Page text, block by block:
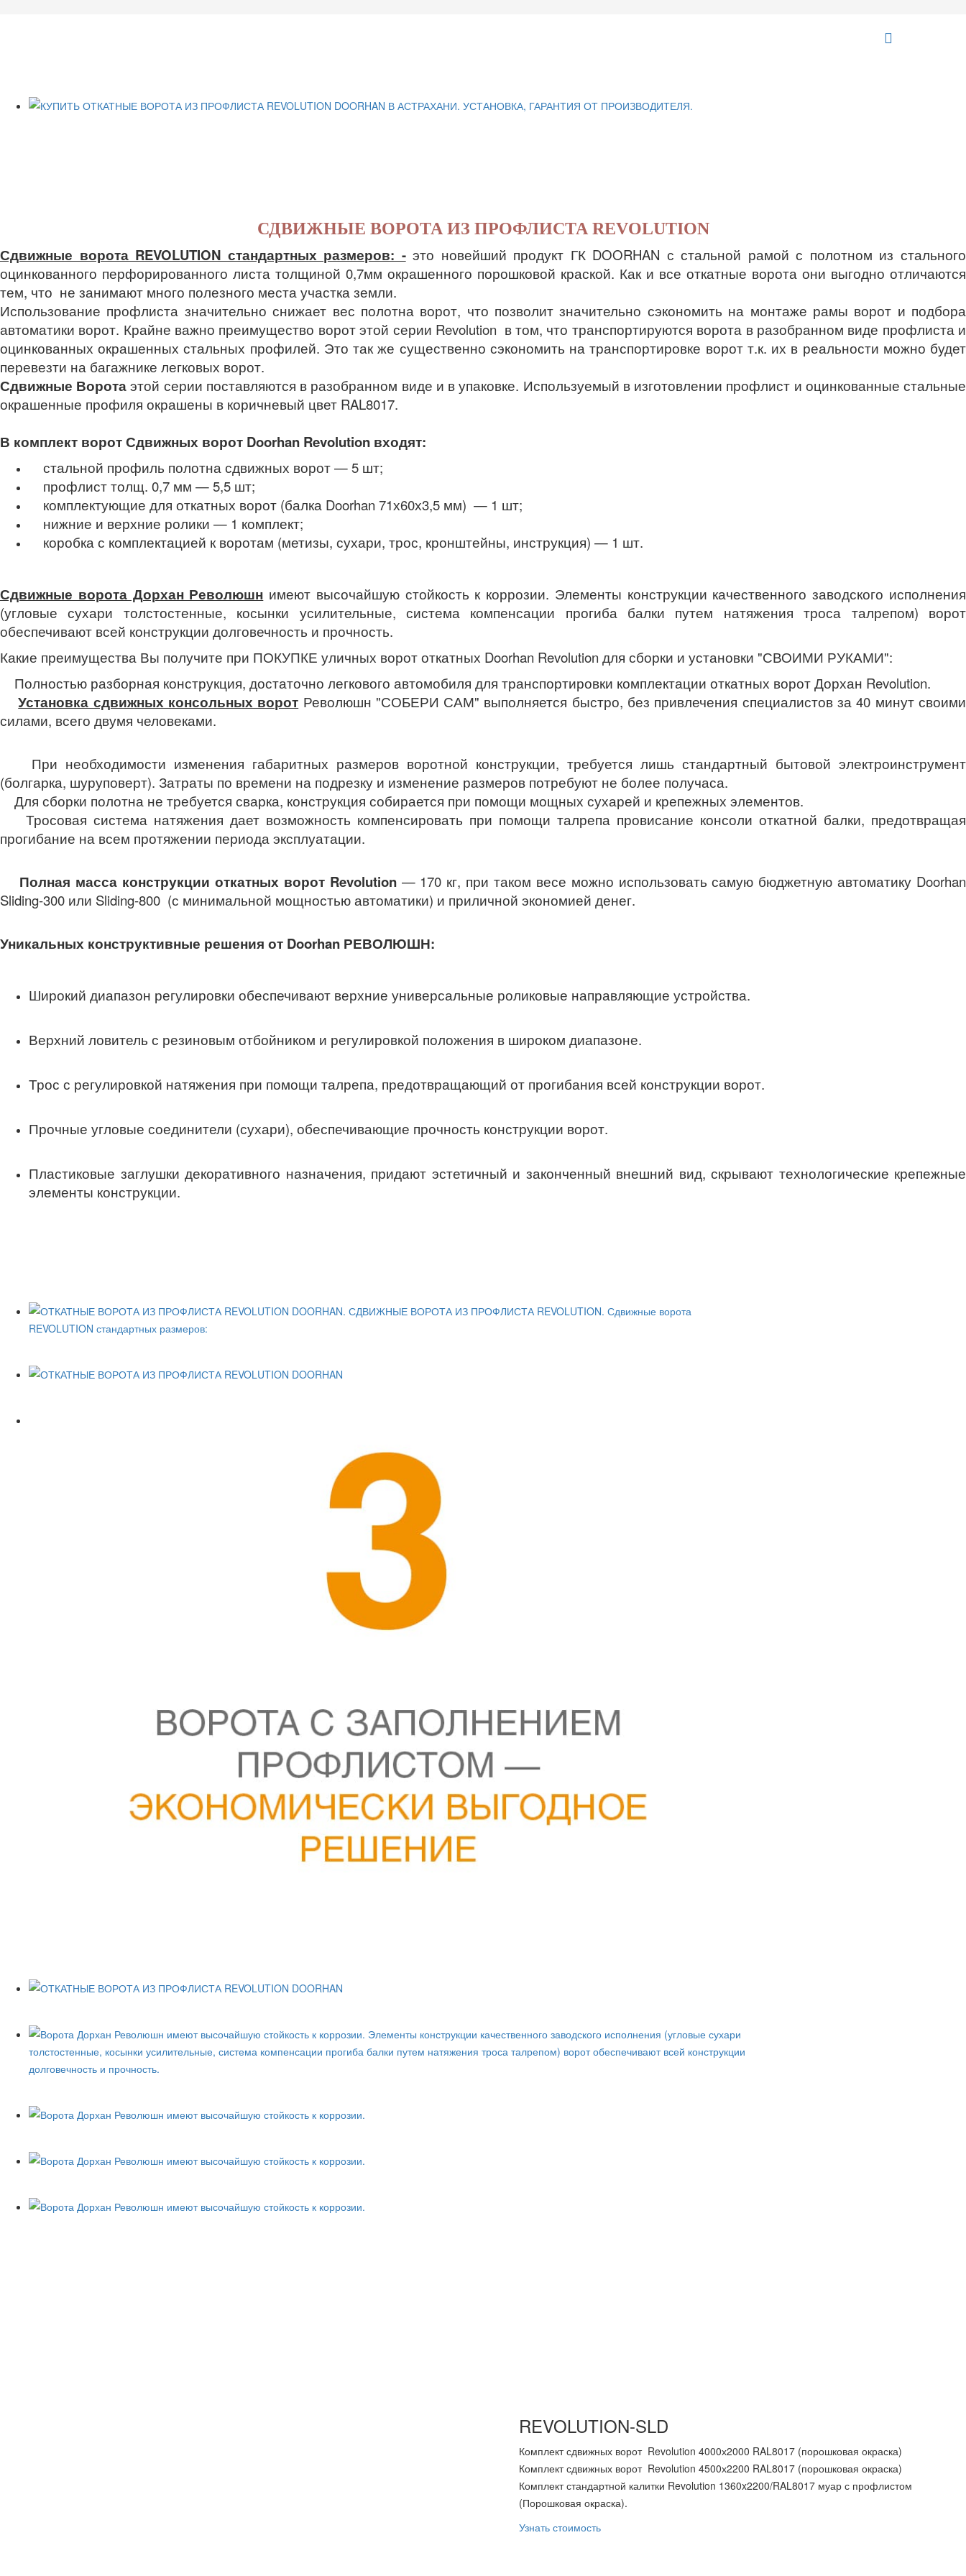
СДВИЖНЫЕ ВОРОТА ИЗ ПРОФЛИСТА REVOLUTION
Сдвижные ворота REVOLUTION стандартных размеров: -это новейший продукт ГК DOORHAN с стальной рамой с полотном из стального
оцинкованного перфорированного листа толщиной 0,7мм окрашенного порошковой краской. Как и все откатные ворота они выгодно отличаются
тем, что не занимают много полезного места участка земли.
Использование профлиста значительно снижает вес полотна ворот, что позволит значительно сэкономить на монтаже рамы ворот и подбора
автоматики ворот. Крайне важно преимущество ворот этой серии Revolution в том, что транспортируются ворота в разобранном виде профлиста и
оцинкованных окрашенных стальных профилей. Это так же существенно сэкономить на транспортировке ворот т.к. их в реальности можно будет
перевезти на багажнике легковых ворот.
Сдвижные Воротаэтой серии поставляются в разобранном виде и в упаковке. Используемый в изготовлении профлист и оцинкованные стальные
окрашенные профиля окрашены в коричневый цвет RAL8017.
В комплект ворот Сдвижных ворот Doorhan Revolution входят:
стальной профиль полотна сдвижных ворот — 5 шт;
профлист толщ. 0,7 мм — 5,5 шт;
комплектующие для откатных ворот (балка Doorhan 71х60х3,5 мм) — 1 шт;
нижние и верхние ролики — 1 комплект;
коробка с комплектацией к воротам (метизы, сухари, трос, кронштейны, инструкция) — 1 шт.
Сдвижные ворота Дорхан Революшн имеют высочайшую стойкость к коррозии. Элементы конструкции качественного заводского исполнения
(угловые сухари толстостенные, косынки усилительные, система компенсации прогиба балки путем натяжения троса талрепом) ворот
обеспечивают всей конструкции долговечность и прочность.
Какие преимущества Вы получите при ПОКУПКЕ уличных ворот откатных Doorhan Revolution для сборки и установки "СВОИМИ РУКАМИ":
Полностью разборная конструкция, достаточно легкового автомобиля для транспортировки комплектации откатных ворот Дорхан Revolution.
Установка сдвижных консольных ворот Революшн "СОБЕРИ САМ" выполняется быстро, без привлечения специалистов за 40 минут своими
силами, всего двумя человеками.
При необходимости изменения габаритных размеров воротной конструкции, требуется лишь стандартный бытовой электроинструмент
(болгарка, шуруповерт). Затраты по времени на подрезку и изменение размеров потребуют не более получаса.
Для сборки полотна не требуется сварка, конструкция собирается при помощи мощных сухарей и крепежных элементов.
Тросовая система натяжения дает возможность компенсировать при помощи талрепа провисание консоли откатной балки, предотвращая
прогибание на всем протяжении периода эксплуатации.
Полная масса конструкции откатных ворот Revolution— 170 кг, при таком весе можно использовать самую бюджетную автоматику Doorhan
Sliding-300 или Sliding-800 (с минимальной мощностью автоматики) и приличной экономией денег.
Уникальных конструктивные решения от Doorhan РЕВОЛЮШН:
Широкий диапазон регулировки обеспечивают верхние универсальные роликовые направляющие устройства.
Верхний ловитель с резиновым отбойником и регулировкой положения в широком диапазоне.
Трос с регулировкой натяжения при помощи талрепа, предотвращающий от прогибания всей конструкции ворот.
Прочные угловые соединители (сухари), обеспечивающие прочность конструкции ворот.
Пластиковые заглушки декоративного назначения, придают эстетичный и законченный внешний вид, скрывают технологические крепежные
элементы конструкции.
REVOLUTION-SLD
Комплект сдвижных ворот Revolution 4000х2000 RAL8017 (порошковая окраска)
Комплект сдвижных ворот Revolution 4500х2200 RAL8017 (порошковая окраска)
Комплект стандартной калитки Revolution 1360x2200/RAL8017 муар с профлистом
(Порошковая окраска).
Узнать стоимость